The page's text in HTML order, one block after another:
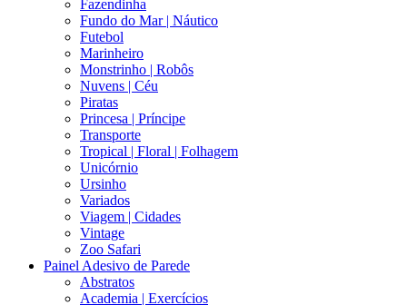
Fazendinha
Fundo do Mar | Náutico
Futebol
Marinheiro
Monstrinho | Robôs
Nuvens | Céu
Piratas
Princesa | Príncipe
Transporte
Tropical | Floral | Folhagem
Unicórnio
Ursinho
Variados
Viagem | Cidades
Vintage
Zoo Safari
Painel Adesivo de Parede
Abstratos
Academia | Exercícios